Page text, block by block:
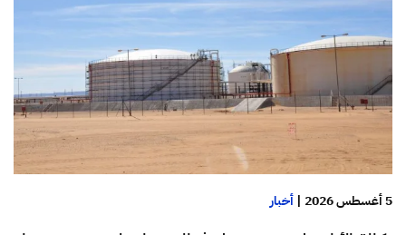
5 أغسطس 2026 | أخبار